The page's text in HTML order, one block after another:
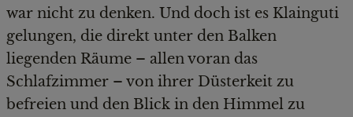
war nicht zu denken. Und doch ist es Klainguti
gelungen, die direkt unter den Balken
liegenden Räume – allen voran das
Schlafzimmer – von ihrer Düsterkeit zu
befreien und den Blick in den Himmel zu